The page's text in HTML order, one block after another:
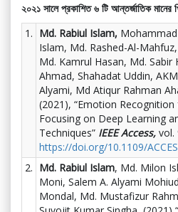
২০২১ সালে প্রকাশিত ৬ টি আন্তর্জাতিক মানের
1. Md. Rabiul Islam,
Islam, Md. Rashed-Al-
Md. Kamrul Hasan, Md. Sabir
Ahmad, Shahadat Uddin,
Alyami, Md Atiqur Rahman
(2021), “Emotion Recognition
Focusing on Deep Learning
Techniques” IEEE Access, vol.
https://doi.org/10.1109/
2. Md. Rabiul Islam, Md. Milon
Moni, Salem A. Alyami
Mondal, Md. Mustafizur